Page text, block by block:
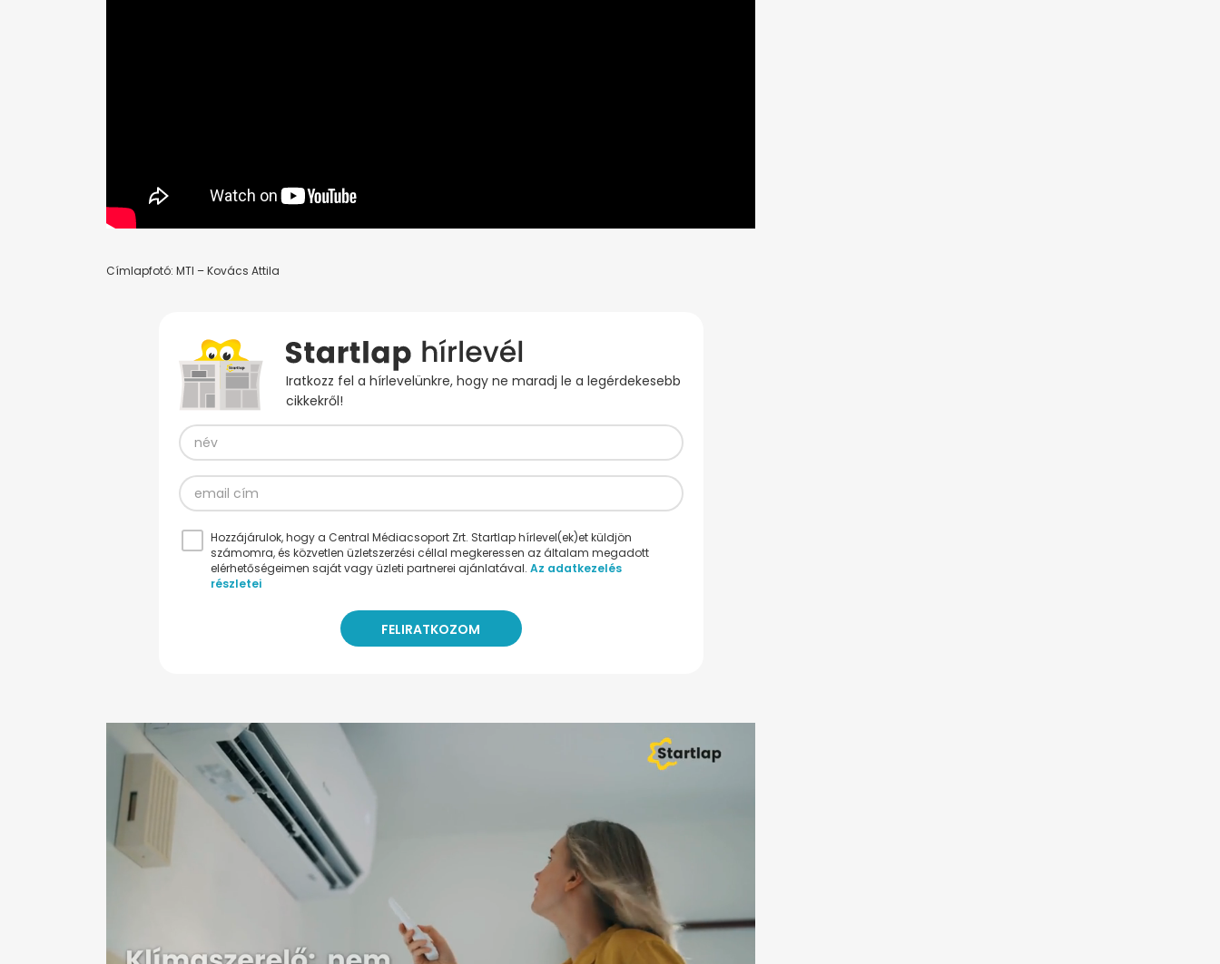
Címlapfotó: MTI – Kovács Attila
Iratkozz fel a hírlevelünkre, hogy ne maradj le a legérdekesebb
cikkekről!
Hozzájárulok, hogy a Central Médiacsoport Zrt. Startlap hírlevel(ek)et küldjön
számomra, és közvetlen üzletszerzési céllal megkeressen az általam megadott
elérhetőségeimen saját vagy üzleti partnerei ajánlatával. Az adatkezelés
részletei